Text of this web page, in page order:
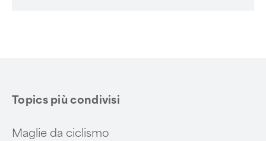
Topics più condivisi
Maglie da ciclismo